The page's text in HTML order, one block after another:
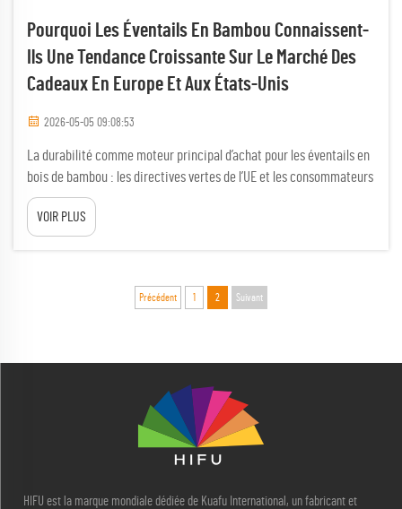
Pourquoi Les Éventails En Bambou Connaissent-
Ils Une Tendance Croissante Sur Le Marché Des
Cadeaux En Europe Et Aux États-Unis
2026-05-05 09:08:53
La durabilité comme moteur principal d’achat pour les éventails en
bois de bambou : les directives vertes de l’UE et les consommateurs
américains soucieux de l’environnement accélèrent la demande.
Des réglementations environnementales strictes, telles que le
Pacte vert européen, transforment les stratégies
VOIR PLUS
Précédent 1 2 Suivant
HIFU est la marque mondiale dédiée de Kuafu International, un fabricant et